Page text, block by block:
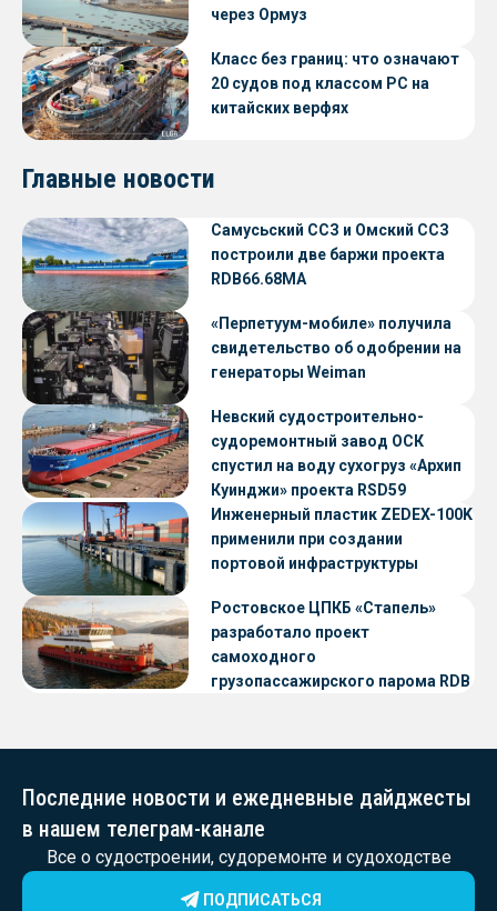
через Ормуз
Класс без границ: что означают
20 судов под классом РС на
китайских верфях
Главные новости
Самусьский ССЗ и Омский ССЗ
построили две баржи проекта
RDB66.68МА
«Перпетуум-мобиле» получила
свидетельство об одобрении на
генераторы Weiman
Невский судостроительно-
судоремонтный завод ОСК
спустил на воду сухогруз «Архип
Куинджи» проекта RSD59
Инженерный пластик ZEDEX-100K
применили при создании
портовой инфраструктуры
Ростовское ЦПКБ «Стапель»
разработало проект
самоходного
грузопассажирского парома RDB
Последние новости и ежедневные дайджесты
в нашем телеграм-канале
Все о судостроении, судоремонте и судоходстве
ПОДПИСАТЬСЯ